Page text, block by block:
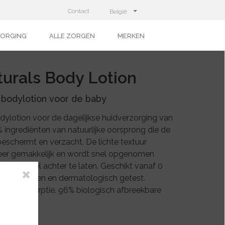
Contact België
ALLE ZORGEN MERKEN
Body Lotion
voor de baby
voor de dagelijkse huidverzorging van
ingrediënten van natuurlijke oorsprong die de
en verzacht. De lichte textuur
gemakkelijk en wordt snel opgenomen
gevoel achter te laten. Geschikt vanaf 0
op kinderen en dermatologisch getest.
absorptie. 96% biologisch afbreekbare